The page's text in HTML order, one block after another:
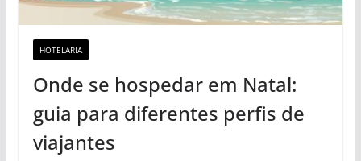
HOTELARIA
Onde se hospedar em Natal:
guia para diferentes perfis de
viajantes